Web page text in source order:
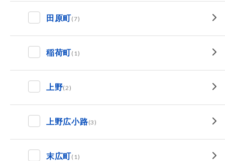
田原町(7)
稲荷町(1)
上野(2)
上野広小路(3)
末広町(1)